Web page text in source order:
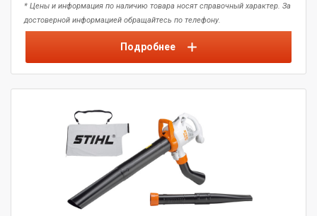
* Цены и информация по наличию товара носят справочный характер. За
достоверной информацией обращайтесь по телефону.
Подробнее